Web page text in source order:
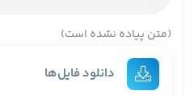
(متن پیاده نشده است)
دانلود فایل‌ها